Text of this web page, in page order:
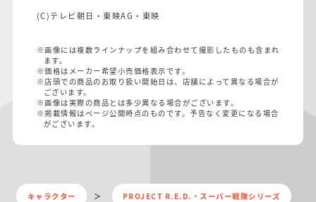
(C)テレビ朝日・東映AG・東映
※画像には複数ラインナップを組み合わせて撮影したものも含まれ
ます。
※価格はメーカー希望小売価格表示です。
※店頭での商品のお取り扱い開始日は、店舗によって異なる場合が
ございます。
※画像は実際の商品とは多少異なる場合がございます。
※掲載情報はページ公開時点のものです。予告なく変更になる場合
がございます。
キャラクター PROJECT R.E.D.・スーパー戦隊シリーズ